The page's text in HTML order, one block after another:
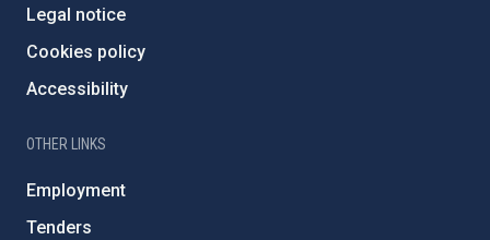
Legal notice
Cookies policy
Accessibility
OTHER LINKS
Employment
Tenders